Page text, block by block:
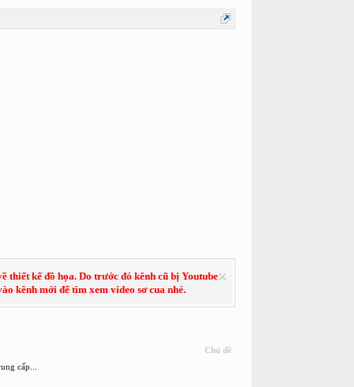
thiết kế đồ họa. Do trước đó kênh cũ bị Youtube
kênh mới để tìm xem video sơ cua nhé.
Chủ đề
cấp...